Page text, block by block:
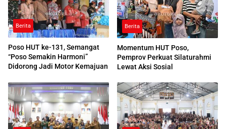
Berita
Poso HUT ke-131, Semangat
“Poso Semakin Harmoni”
Didorong Jadi Motor Kemajuan
Berita
Momentum HUT Poso,
Pemprov Perkuat Silaturahmi
Lewat Aksi Sosial